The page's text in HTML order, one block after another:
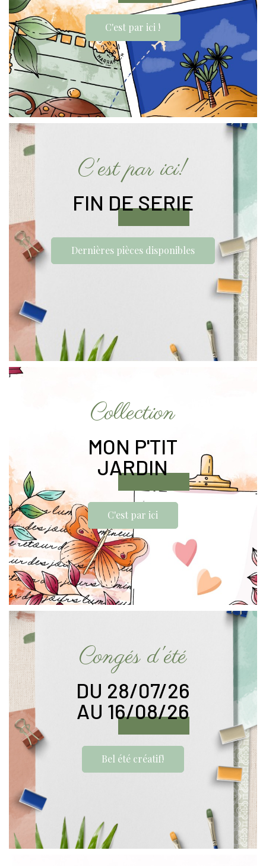
C'est par ici !
C'est par ici!
FIN DE SERIE
Dernières pièces disponibles
Collection
MON P'TIT
JARDIN
C'est par ici
Congés d'été
DU 28/07/26
AU 16/08/26
Bel été créatif!